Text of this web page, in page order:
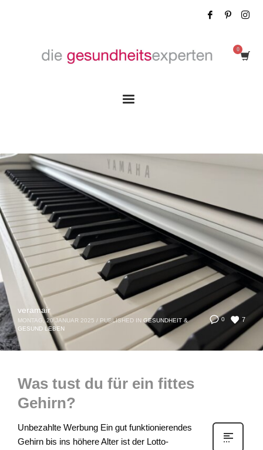
0 7
veramair
MONTAG, 20 JANUAR 2025 / PUBLISHED IN GESUNDHEIT &
GESUND LEBEN
Was tust du für ein fittes
Gehirn?
Unbezahlte Werbung Ein gut funktionierendes
Gehirn bis ins höhere Alter ist der Lotto-